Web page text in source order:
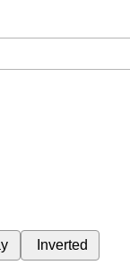
Inverted